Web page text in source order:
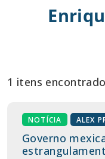
1 itens
NOTÍCIA ALEX
Governo